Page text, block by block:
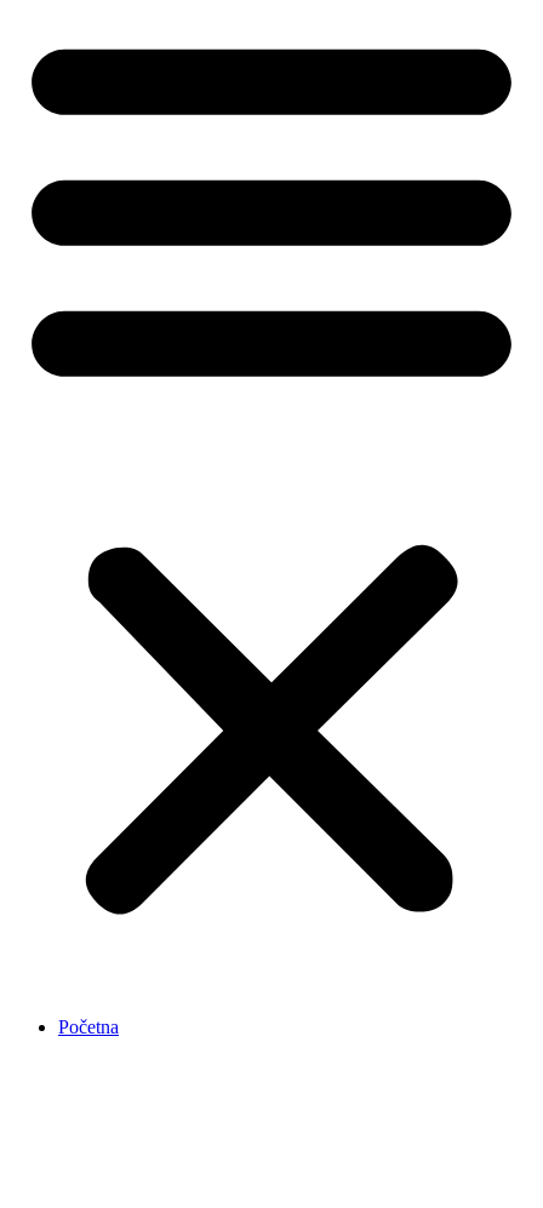
Početna